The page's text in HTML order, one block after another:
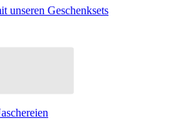
unseren Geschenksets